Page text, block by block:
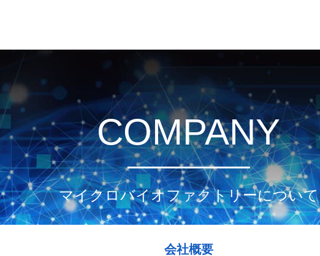
COMPANY
マイクロバイオファクトリーについて
会社概要